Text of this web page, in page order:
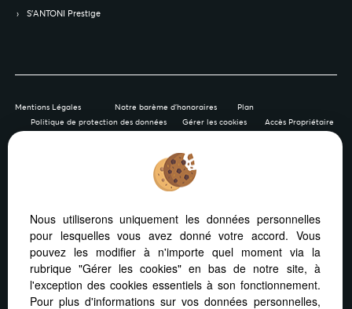
S’ANTONI Prestige
Mentions Légales Notre barème d'honoraires
Plan
Politique de protection des données
Gérer les cookies Accès Propriétaire
Afin de vous offrir un confort de lecture permanent, depuis
votre PC, votre tablette ou votre smartphone, notre site
s’adapte automatiquement aux différents types d'écrans
Nous utiliserons uniquement les données personnelles
pour lesquelles vous avez donné votre accord. Vous
pouvez les modifier à n'importe quel moment via la
rubrique "Gérer les cookies" en bas de notre site, à
l'exception des cookies essentiels à son fonctionnement.
Pour plus d'informations sur vos données personnelles,